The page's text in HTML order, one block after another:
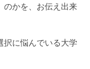
のかを、お伝え出来
択に悩んでいる大学